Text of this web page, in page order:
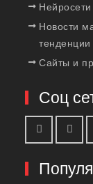
Нейросети
Новости
тенденции
Сайты и
Соц